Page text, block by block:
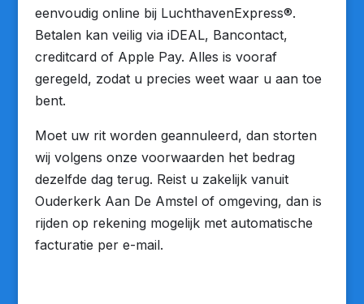
eenvoudig online bij LuchthavenExpress®.
Betalen kan veilig via iDEAL, Bancontact,
creditcard of Apple Pay. Alles is vooraf
geregeld, zodat u precies weet waar u aan toe
bent.
Moet uw rit worden geannuleerd, dan storten
wij volgens onze voorwaarden het bedrag
dezelfde dag terug. Reist u zakelijk vanuit
Ouderkerk Aan De Amstel of omgeving, dan is
rijden op rekening mogelijk met automatische
facturatie per e-mail.